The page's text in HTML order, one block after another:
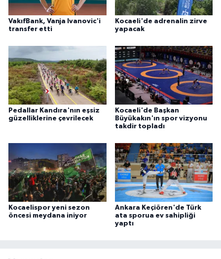
VakıfBank, Vanja Ivanovic'i
transfer etti
Kocaeli'de adrenalin zirve
yapacak
Pedallar Kandıra'nın eşsiz
güzelliklerine çevrilecek
Kocaeli'de Başkan
Büyükakın'ın spor vizyonu
takdir topladı
Kocaelispor yeni sezon
öncesi meydana iniyor
Ankara Keçiören'de Türk
ata sporua ev sahipliği
yaptı